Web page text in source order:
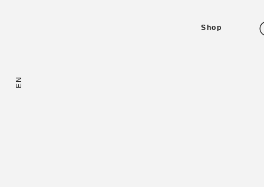
Shop
EN